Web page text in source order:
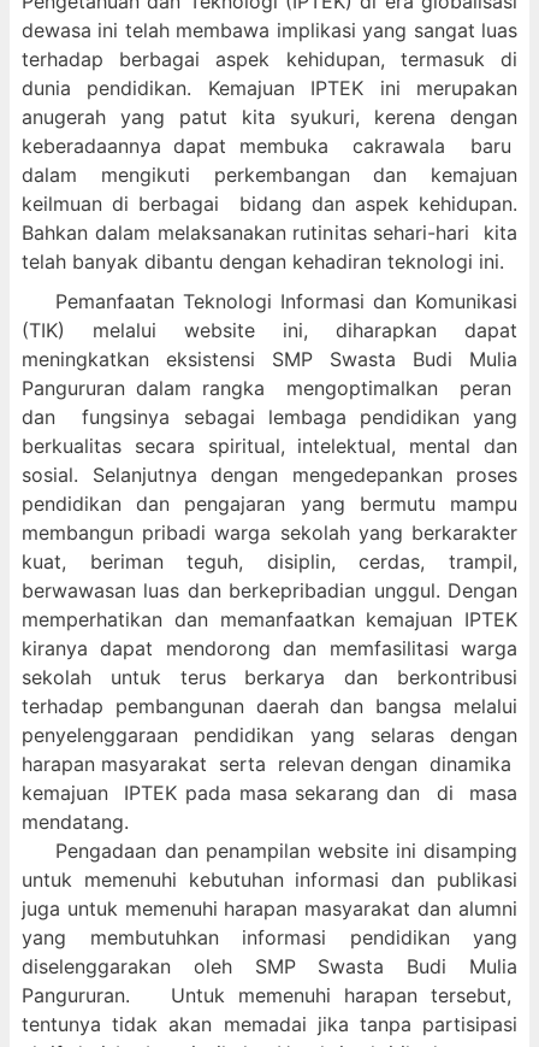
dewasa ini telah membawa implikasi yang sangat luas
terhadap berbagai aspek kehidupan, termasuk di
dunia pendidikan. Kemajuan IPTEK ini merupakan
anugerah yang patut kita syukuri, kerena dengan
keberadaannya dapat membuka cakrawala baru
dalam mengikuti perkembangan dan kemajuan
keilmuan di berbagai bidang dan aspek kehidupan.
Bahkan dalam melaksanakan rutinitas sehari-hari kita
telah banyak dibantu dengan kehadiran teknologi ini.
Pemanfaatan Teknologi Informasi dan Komunikasi
(TIK) melalui website ini, diharapkan dapat
meningkatkan eksistensi SMP Swasta Budi Mulia
Pangururan dalam rangka mengoptimalkan peran
dan fungsinya sebagai lembaga pendidikan yang
berkualitas secara spiritual, intelektual, mental dan
sosial. Selanjutnya dengan mengedepankan proses
pendidikan dan pengajaran yang bermutu mampu
membangun pribadi warga sekolah yang berkarakter
kuat, beriman teguh, disiplin, cerdas, trampil,
berwawasan luas dan berkepribadian unggul. Dengan
memperhatikan dan memanfaatkan kemajuan IPTEK
kiranya dapat mendorong dan memfasilitasi warga
sekolah untuk terus berkarya dan berkontribusi
terhadap pembangunan daerah dan bangsa melalui
penyelenggaraan pendidikan yang selaras dengan
harapan masyarakat serta relevan dengan dinamika
kemajuan IPTEK pada masa sekarang dan di masa
mendatang.
Pengadaan dan penampilan website ini disamping
untuk memenuhi kebutuhan informasi dan publikasi
juga untuk memenuhi harapan masyarakat dan alumni
yang membutuhkan informasi pendidikan yang
diselenggarakan oleh SMP Swasta Budi Mulia
Pangururan. Untuk memenuhi harapan tersebut,
tentunya tidak akan memadai jika tanpa partisipasi